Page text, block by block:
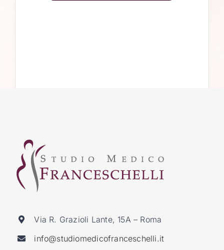
Via R. Grazioli Lante, 15A – Roma
info@studiomedicofranceschelli.it